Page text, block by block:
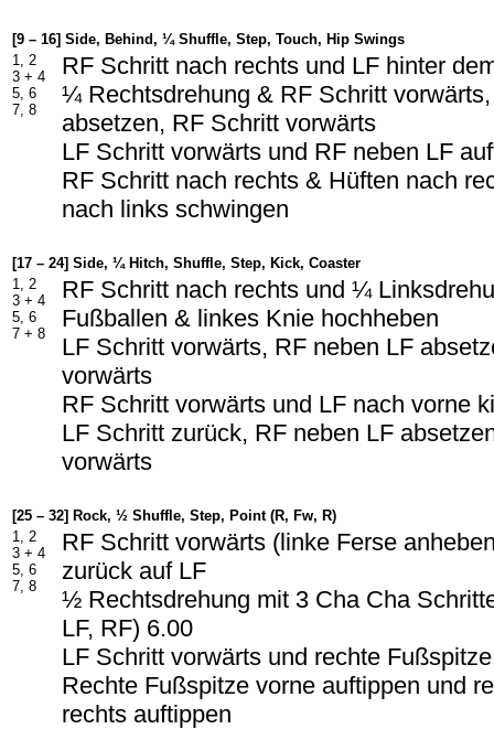
[9 – 16] Side, Behind, ¼ Shuffle, Step, Touch, Hip Swings
1, 2
3 + 4
5, 6
7, 8
RF Schritt nach rechts und LF hinter
¼ Rechtsdrehung & RF Schritt
absetzen, RF Schritt vorwärts
LF Schritt vorwärts und RF neben LF
RF Schritt nach rechts & Hüften nach
nach links schwingen
[17 – 24] Side, ¼ Hitch, Shuffle, Step, Kick, Coaster
1, 2
3 + 4
5, 6
7 + 8
RF Schritt nach rechts und ¼
Fußballen & linkes Knie hochheben
LF Schritt vorwärts, RF neben LF
vorwärts
RF Schritt vorwärts und LF nach vorne
LF Schritt zurück, RF neben LF
vorwärts
[25 – 32] Rock, ½ Shuffle, Step, Point (R, Fw, R)
1, 2
3 + 4
5, 6
7, 8
RF Schritt vorwärts (linke Ferse
zurück auf LF
½ Rechtsdrehung mit 3 Cha Cha
LF, RF) 6.00
LF Schritt vorwärts und rechte
Rechte Fußspitze vorne auftippen und
rechts auftippen